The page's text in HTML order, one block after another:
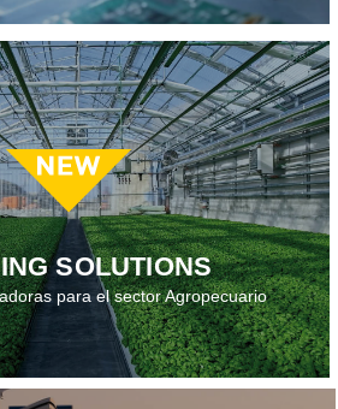
SOLUTIONS
para el sector Agropecuario
el folleto · 2026